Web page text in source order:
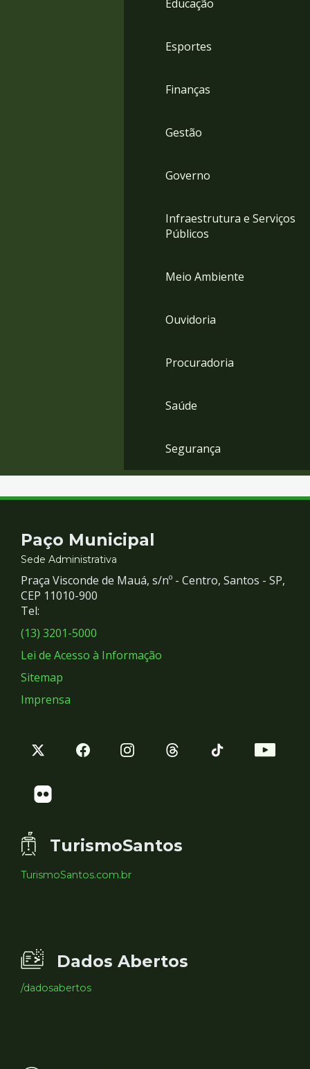
Educação
Esportes
Finanças
Gestão
Governo
Infraestrutura e Serviços
Públicos
Meio Ambiente
Ouvidoria
Procuradoria
Saúde
Segurança
Contato
e
Redes
Sociais
Paço Municipal
Sede Administrativa
Praça Visconde de Mauá, s/nº - Centro, Santos - SP,
CEP 11010-900
Tel:
(13) 3201-5000
Lei de Acesso à Informação
Sitemap
Imprensa
TurismoSantos
TurismoSantos.com.br
Dados Abertos
/dadosabertos